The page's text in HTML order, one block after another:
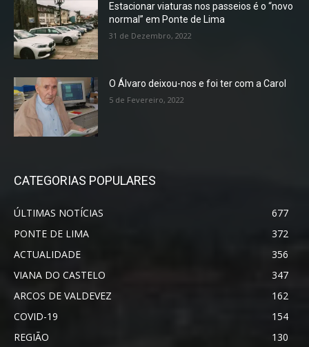
Estacionar viaturas nos passeios é o “novo
normal” em Ponte de Lima
31 de Dezembro, 2022
O Álvaro deixou-nos e foi ter com a Carol
5 de Fevereiro, 2022
CATEGORIAS POPULARES
ÚLTIMAS NOTÍCIAS
677
PONTE DE LIMA
372
ACTUALIDADE
356
VIANA DO CASTELO
347
ARCOS DE VALDEVEZ
162
COVID-19
154
REGIÃO
130